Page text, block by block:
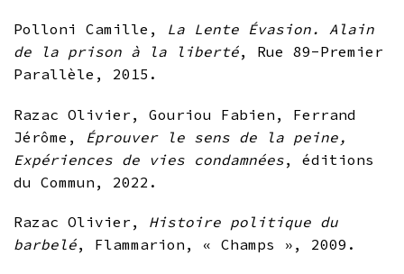
Polloni Camille, La Lente Évasion. Alain
de la prison à la liberté, Rue 89-Premier
Parallèle, 2015.
Razac Olivier, Gouriou Fabien, Ferrand
Jérôme, Éprouver le sens de la peine,
Expériences de vies condamnées, éditions
du Commun, 2022.
Razac Olivier, Histoire politique du
barbelé, Flammarion, « Champs », 2009.